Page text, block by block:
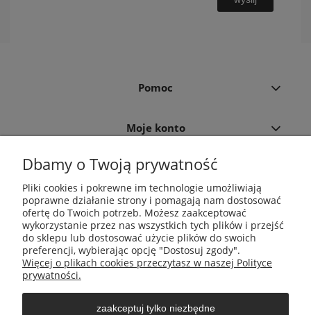
Pomoc
Moje konto
Płatności i dostawa
Informacje
O nas
Dbamy o Twoją prywatność
Pliki cookies i pokrewne im technologie umożliwiają
poprawne działanie strony i pomagają nam dostosować
ofertę do Twoich potrzeb. Możesz zaakceptować
wykorzystanie przez nas wszystkich tych plików i przejść
do sklepu lub dostosować użycie plików do swoich
preferencji, wybierając opcję "Dostosuj zgody".
Więcej o plikach cookies przeczytasz w naszej Polityce
prywatności.
zaakceptuj tylko niezbędne